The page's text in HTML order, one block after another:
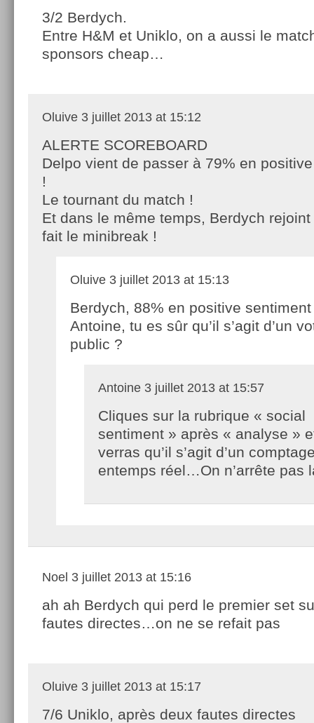
3/2 Berdych.
Entre H&M et Uniklo, on a aussi le
sponsors cheap…
Oluive 3 juillet 2013 at 15:12
ALERTE SCOREBOARD
Delpo vient de passer à 79% en
!
Le tournant du match !
Et dans le même temps, Berdych
fait le minibreak !
Oluive 3 juillet 2013 at 15:13
Berdych, 88% en positive
Antoine, tu es sûr qu’il s’agit d’un
public ?
Antoine 3 juillet 2013 at 15:57
Cliques sur la rubrique « social
sentiment » après « analyse »
verras qu’il s’agit d’un
entemps réel…On n’arrête pas
Noel 3 juillet 2013 at 15:16
ah ah Berdych qui perd le premier set
fautes directes…on ne se refait pas
Oluive 3 juillet 2013 at 15:17
7/6 Uniklo, après deux fautes directes